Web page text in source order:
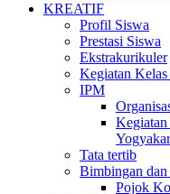
KREATIF
Profil Siswa
Prestasi Siswa
Ekstrakurikuler
Kegiatan Kelas
IPM
Tata tertib
Bimbingan
Pojok